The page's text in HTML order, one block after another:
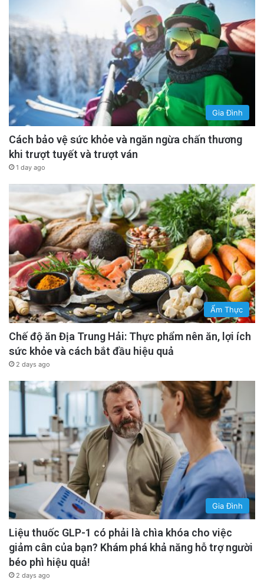
Gia Đình
Cách bảo vệ sức khỏe và ngăn ngừa chấn thương
khi trượt tuyết và trượt ván
1 day ago
Ẩm Thực
Chế độ ăn Địa Trung Hải: Thực phẩm nên ăn, lợi ích
sức khỏe và cách bắt đầu hiệu quả
2 days ago
Gia Đình
Liệu thuốc GLP-1 có phải là chìa khóa cho việc
giảm cân của bạn? Khám phá khả năng hỗ trợ người
béo phì hiệu quả!
2 days ago